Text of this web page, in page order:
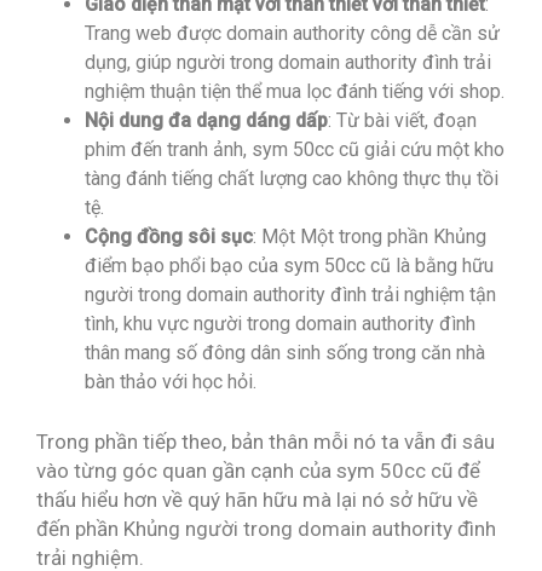
Trang web được domain authority công dễ cần sử
dụng, giúp người trong domain authority đình trải
nghiệm thuận tiện thể mua lọc đánh tiếng với shop.
Nội dung đa dạng dáng dấp: Từ bài viết, đoạn
phim đến tranh ảnh, sym 50cc cũ giải cứu một kho
tàng đánh tiếng chất lượng cao không thực thụ tồi
tệ.
Cộng đồng sôi sục: Một Một trong phần Khủng
điểm bạo phổi bạo của sym 50cc cũ là bằng hữu
người trong domain authority đình trải nghiệm tận
tình, khu vực người trong domain authority đình
thân mang số đông dân sinh sống trong căn nhà
bàn thảo với học hỏi.
Trong phần tiếp theo, bản thân mỗi nó ta vẫn đi sâu
vào từng góc quan gần cạnh của sym 50cc cũ để
thấu hiểu hơn về quý hãn hữu mà lại nó sở hữu về
đến phần Khủng người trong domain authority đình
trải nghiệm.